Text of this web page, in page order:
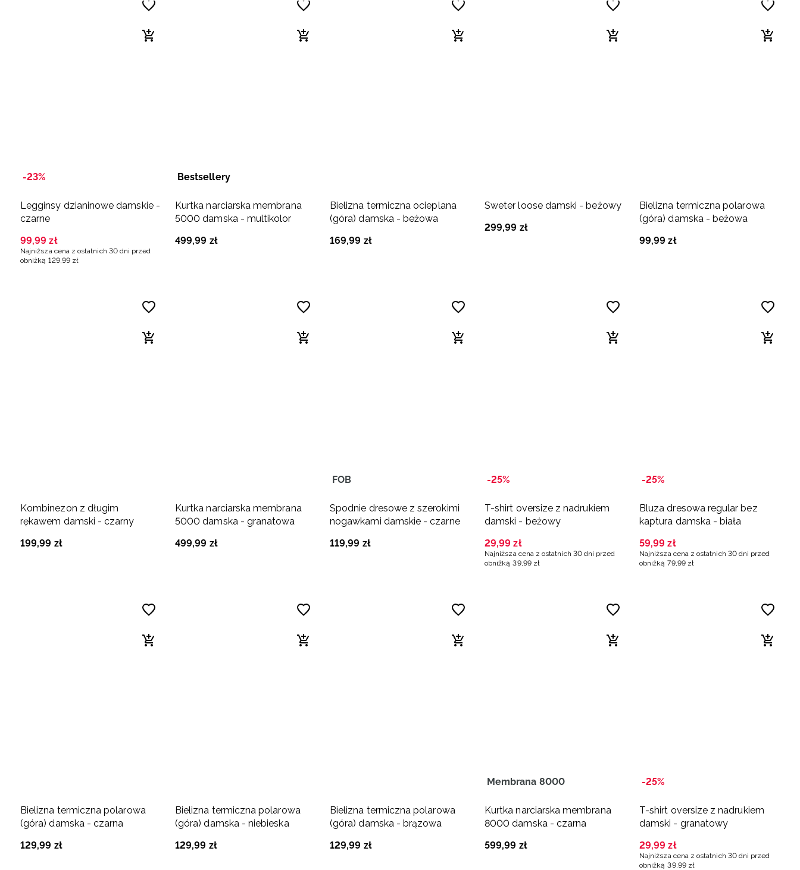
-23%
Legginsy dzianinowe damskie -
czarne
99,99 zł
Najniższa cena z ostatnich 30 dni przed
obniżką 129,99 zł
Bestsellery
Kurtka narciarska membrana
5000 damska - multikolor
499,99 zł
Bielizna termiczna ocieplana
(góra) damska - beżowa
169,99 zł
Sweter loose damski - beżowy
299,99 zł
Bielizna termiczna polarowa
(góra) damska - beżowa
99,99 zł
Kombinezon z długim
rękawem damski - czarny
199,99 zł
Kurtka narciarska membrana
5000 damska - granatowa
499,99 zł
FOB
Spodnie dresowe z szerokimi
nogawkami damskie - czarne
119,99 zł
-25%
T-shirt oversize z nadrukiem
damski - beżowy
29,99 zł
Najniższa cena z ostatnich 30 dni przed
obniżką 39, 99 zł
-25%
Bluza dresowa regular bez
kaptura damska - biała
59,99 zł
Najniższa cena z ostatnich 30 dni przed
obniżką 79, 99 zł
Bielizna termiczna polarowa
(góra) damska - czarna
129,99 zł
Bielizna termiczna polarowa
(góra) damska - niebieska
129,99 zł
Bielizna termiczna polarowa
(góra) damska - brązowa
129,99 zł
Membrana 8000
Kurtka narciarska membrana
8000 damska - czarna
599,99 zł
-25%
T-shirt oversize z nadrukiem
damski - granatowy
29,99 zł
Najniższa cena z ostatnich 30 dni przed
obniżką 39,99 zł